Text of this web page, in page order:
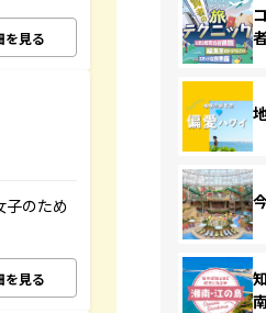
を見る
のため
を見る